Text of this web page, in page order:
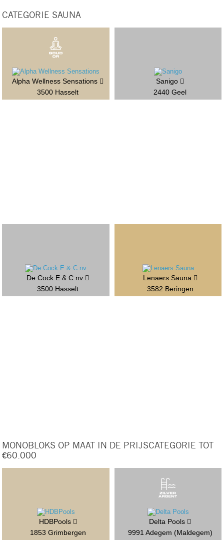
CATEGORIE SAUNA
Alpha Wellness Sensations
3500 Hasselt
Sanigo
2440 Geel
De Cock E & C nv
3500 Hasselt
Lenaers Sauna
3582 Beringen
MONOBLOKS OP MAAT IN DE PRIJSCATEGORIE TOT
€60.000
HDBPools
1853 Grimbergen
Delta Pools
9991 Adegem (Maldegem)